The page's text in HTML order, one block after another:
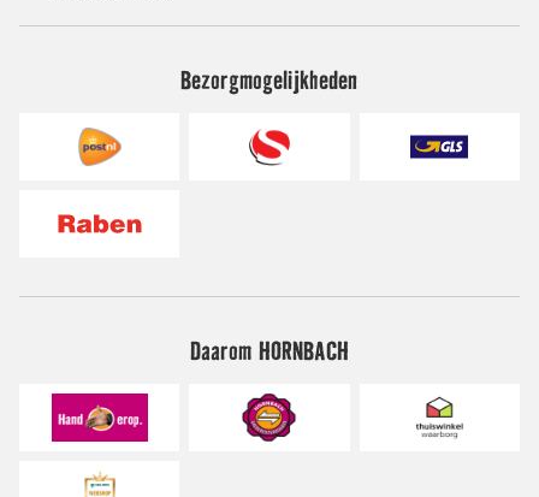
Bezorgmogelijkheden
Daarom HORNBACH